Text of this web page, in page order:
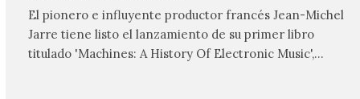
El pionero e influyente productor francés Jean-Michel
Jarre tiene listo el lanzamiento de su primer libro
titulado 'Machines: A History Of Electronic Music',